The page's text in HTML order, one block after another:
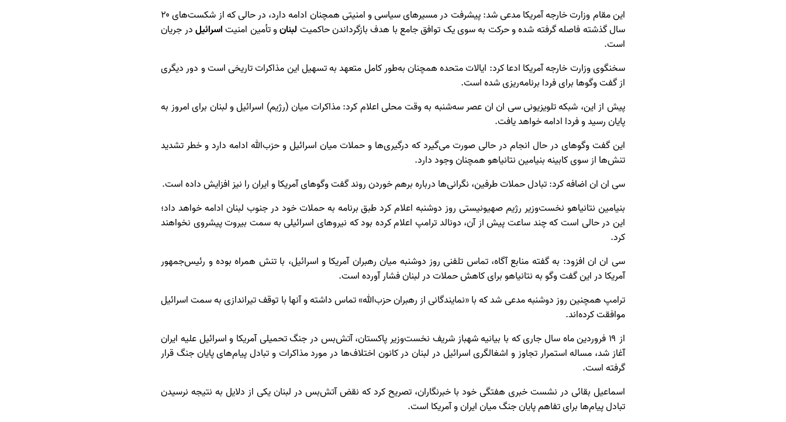
این مقام وزارت خارجه آمریکا مدعی شد: پیشرفت در مسیرهای سیاسی و امنیتی همچنان ادامه دارد، در حالی که از شکست‌های ۲۰
سال گذشته فاصله گرفته شده و حرکت به‌ سوی یک توافق جامع با هدف بازگرداندن حاکمیت لبنانو تأمین امنیتاسرائیلدر جریان
است.
سخنگوی وزارت خارجه آمریکا ادعا کرد: ایالات متحده همچنان به‌طور کامل متعهد به تسهیل این مذاکرات تاریخی است و دور دیگری
از گفت‌ وگوها برای فردا برنامه‌ریزی شده است.
پیش از این، شبکه تلویزیونی سی ان ان عصر سه‌شنبه به وقت محلی اعلام کرد: مذاکرات میان (رژیم) اسرائیل و لبنان برای امروز به
پایان رسید و فردا ادامه خواهد یافت.
این گفت‌ وگوهای در حال انجام در حالی صورت می‌گیرد که درگیری‌ها و حملات میان اسرائیل و حزب‌الله ادامه دارد و خطر تشدید
تنش‌ها از سوی کابینه بنیامین نتانیاهو همچنان وجود دارد.
سی ان ان اضافه کرد: تبادل حملات طرفین، نگرانی‌ها درباره برهم خوردن روند گفت‌ وگوهای آمریکا و ایران را نیز افزایش داده است.
بنیامین نتانیاهو نخست‌وزیر رژیم صهیونیستی روز دوشنبه اعلام کرد طبق برنامه به حملات خود در جنوب لبنان ادامه خواهد داد؛
این در حالی است که چند ساعت پیش از آن، دونالد ترامپ اعلام کرده بود که نیروهای اسرائیلی به سمت بیروت پیشروی نخواهند
کرد.
سی ان ان افزود: به گفته منابع آگاه، تماس تلفنی روز دوشنبه میان رهبران آمریکا و اسرائیل، با تنش همراه بوده و رئیس‌جمهور
آمریکا در این گفت‌ وگو به نتانیاهو برای کاهش حملات در لبنان فشار آورده است.
ترامپ همچنین روز دوشنبه مدعی شد که با «نمایندگانی از رهبران حزب‌الله» تماس داشته و آنها با توقف تیراندازی به سمت اسرائیل
موافقت کرده‌اند.
از ۱۹ فروردین ماه سال جاری که با بیانیه شهباز شریف نخست‌وزیر پاکستان، آتش‌بس در جنگ تحمیلی آمریکا و اسرائیل علیه ایران
آغاز شد، مساله استمرار تجاوز و اشغالگری اسرائیل در لبنان در کانون اختلاف‌ها در مورد مذاکرات و تبادل پیام‌های پایان جنگ قرار
گرفته‌ است.
اسماعیل بقائی در نشست خبری هفتگی خود با خبرنگاران، تصریح کرد که نقض آتش‌بس در لبنان یکی از دلایل به نتیجه نرسیدن
تبادل پیام‌ها برای تفاهم پایان جنگ میان ایران و آمریکا است.